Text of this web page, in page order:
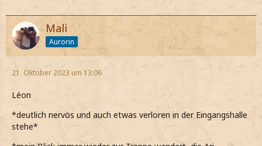
Mali
Aurorin
21. Oktober 2023 um 13:06
Léon
*deutlich nervös und auch etwas verloren in der Eingangshalle
stehe*